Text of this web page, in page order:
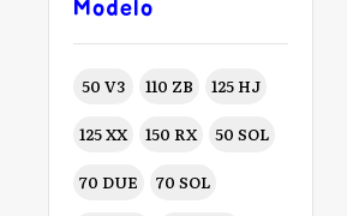
Modelo
50 V3 110 ZB 125 HJ
125 XX 150 RX 50 SOL
70 DUE 70 SOL